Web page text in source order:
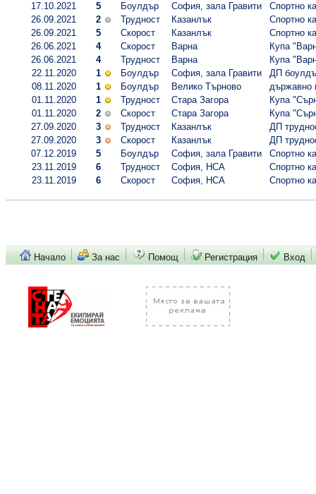
17.10.2021
5 Боулдър София, зала Гравити
Спортно
26.09.2021
2 Трудност Казанлък
Спортно
26.09.2021
5 Скорост Казанлък
Спортно
26.06.2021
4 Скорост Варна
Купа
26.06.2021
4 Трудност Варна
Купа
22.11.2020
1 Боулдър София, зала Гравити
ДП
08.11.2020
1 Боулдър Велико Търново
държавно
01.11.2020
1 Трудност Стара Загора
Купа
01.11.2020
2 Скорост Стара Загора
Купа
27.09.2020
3 Трудност Казанлък
ДП
27.09.2020
3 Скорост Казанлък
ДП
07.12.2019
5 Боулдър София, зала Гравити
Спортно
23.11.2019
6 Трудност София, НСА
Спортно
23.11.2019
6 Скорост София, НСА Спортно
Начало За нас Помощ Регистрация Вход